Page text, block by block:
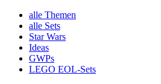
alle Themen
alle Sets
Star Wars
Ideas
GWPs
LEGO EOL-Sets